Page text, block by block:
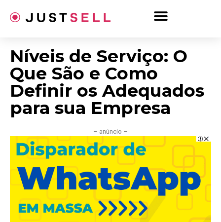
para
Níveis de Serviço: O
Que São e Como
Definir os Adequados
para sua Empresa
– anúncio –